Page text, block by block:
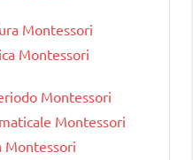
Montessori
Montessori
Montessori
Montessori
Montessori